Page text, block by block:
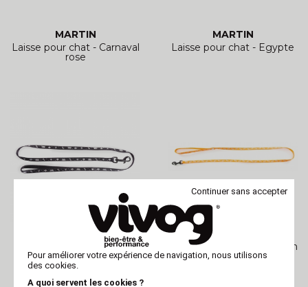
MARTIN
Laisse pour chat - Carnaval
rose
MARTIN
Laisse pour chat - Egypte
Laisse pour chat - Océan
MARTIN
Laisse pour chat - Fluo Fish
- orange
Continuer sans accepter
Pour améliorer votre expérience de navigation, nous utilisons
des cookies.
A quoi servent les cookies ?